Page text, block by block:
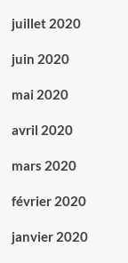
juillet 2020
juin 2020
mai 2020
avril 2020
mars 2020
février 2020
janvier 2020